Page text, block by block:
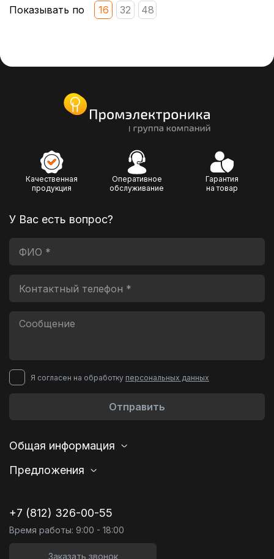
Показывать по 16 32 48
Качественная
продукция
Оперативное
обслуживание
Гарантия
на товар
У Вас есть вопрос?
Я согласен на обработку персональных данных
Отправить
Общая информация
Предложения
+7 (812) 326-00-55
Время работы: 9:00 - 18:00
Заказать звонок